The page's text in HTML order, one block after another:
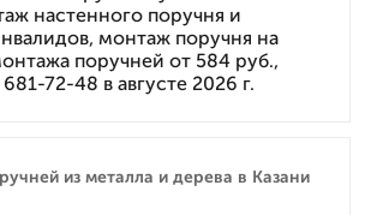
настенного поручня и
монтаж поручня на
поручней от 584 руб.,
72-48 в августе 2026 г.
из металла и дерева в Казани